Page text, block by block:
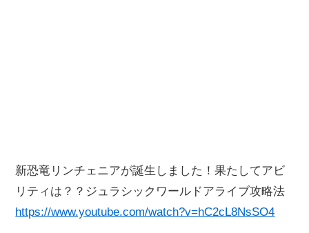
新恐竜リンチェニアが誕生しました！果たしてアビ
リティは？？ジュラシックワールドアライブ攻略法
https://www.youtube.com/watch?v=hC2cL8NsSO4